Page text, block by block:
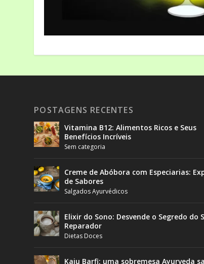
POSTAGENS RECENTES
Vitamina B12: Alimentos Ricos e Seus
Benefícios Incríveis
Sem categoria
Creme de Abóbora com Especiarias:
de Sabores
Salgados Ayurvédicos
Elixir do Sono: Desvende o Segredo do
Reparador
Dietas Doces
Kaju Barfi: uma sobremesa Ayurveda